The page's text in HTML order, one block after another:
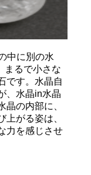
中に別の水
まるで小さな
です。水晶自
、水晶in水晶
晶の内部に、
上がる姿は、
力を感じさせ